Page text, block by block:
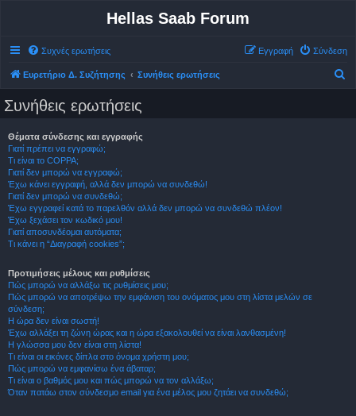
Hellas Saab Forum
Συχνές ερωτήσεις Σύνδεση
Εγγραφή
Ευρετήριο Δ. Συζήτησης Συνήθεις ερωτήσεις
Συνήθεις ερωτήσεις
Θέματα σύνδεσης και εγγραφής
Γιατί πρέπει να εγγραφώ;
Τι είναι το COPPA;
Γιατί δεν μπορώ να εγγραφώ;
Έχω κάνει εγγραφή, αλλά δεν μπορώ να συνδεθώ!
Γιατί δεν μπορώ να συνδεθώ;
Έχω εγγραφεί κατά το παρελθόν αλλά δεν μπορώ να συνδεθώ πλέον!
Έχω ξεχάσει τον κωδικό μου!
Γιατί αποσυνδέομαι αυτόματα;
Τι κάνει η “Διαγραφή cookies”;
Προτιμήσεις μέλους και ρυθμίσεις
Πώς μπορώ να αλλάξω τις ρυθμίσεις μου;
Πώς μπορώ να αποτρέψω την εμφάνιση του ονόματος μου στη λίστα μελών σε
σύνδεση;
Η ώρα δεν είναι σωστή!
Έχω αλλάξει τη ζώνη ώρας και η ώρα εξακολουθεί να είναι λανθασμένη!
Η γλώσσα μου δεν είναι στη λίστα!
Τι είναι οι εικόνες δίπλα στο όνομα χρήστη μου;
Πώς μπορώ να εμφανίσω ένα άβαταρ;
Τι είναι ο βαθμός μου και πώς μπορώ να τον αλλάξω;
Όταν πατάω στον σύνδεσμο email για ένα μέλος μου ζητάει να συνδεθώ;